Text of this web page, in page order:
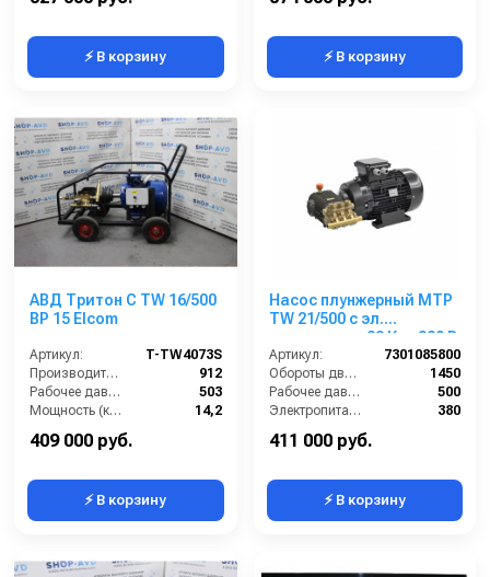
⚡ В корзину ⚡ В корзину
АВД Тритон C TW 16/500
BP 15 Elcom
Артикул:
T-TW4073S
Производительность (л/ч):
912
Рабочее давление (бар):
503
Мощность (кВт):
14,2
409 000 руб.
⚡ В корзину
Насос плунжерный MTP
TW 21/500 с эл.
двигателем 23 Квт 380 В
Артикул:
7301085800
Обороты двигателя (об/мин):
1450
Рабочее давление (бар):
500
Электропитание (В):
380
411 000 руб.
⚡ В корзину